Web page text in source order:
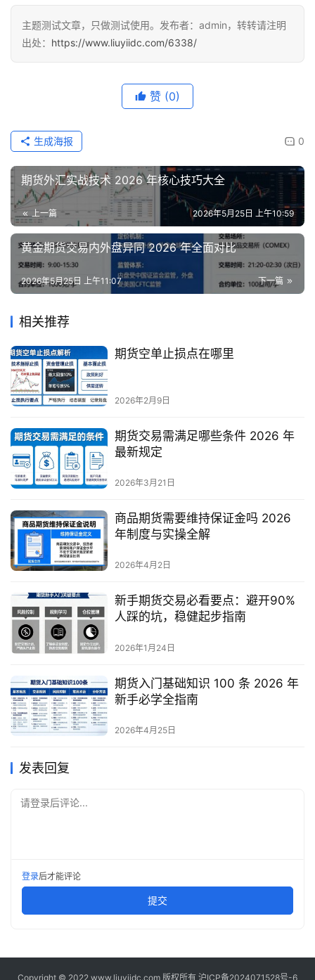
主题测试文章，只做测试使用。发布者：admin，转转请注明
出处： https://www.liuyiidc.com/6338/
赞 (0)
0
生成海报
期货外汇实战技术 2026 年核心技巧大全
上一篇 2026年5月25日 上午10:59
黄金期货交易内外盘异同 2026 年全面对比
下一篇
2026年5月25日 上午11:07
相关推荐
期货空单止损点在哪里
2026年2月9日
期货交易需满足哪些条件 2026 年
最新规定
2026年3月21日
商品期货需要维持保证金吗 2026
年制度与实操全解
2026年4月2日
新手期货交易必看要点：避开90%
人踩的坑，稳健起步指南
2026年1月24日
期货入门基础知识 100 条 2026 年
新手必学全指南
2026年4月25日
发表回复
请登录后评论...
登录后才能评论
提交
Copyright © 2022 www.liuyiidc.com 版权所有 沪ICP备2024071528号-6